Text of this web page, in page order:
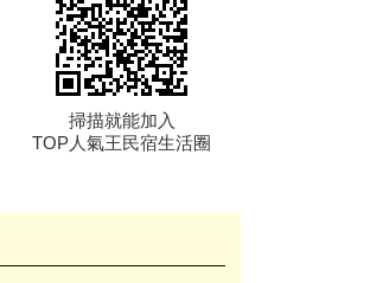
掃描就能加入
TOP人氣王民宿生活圈